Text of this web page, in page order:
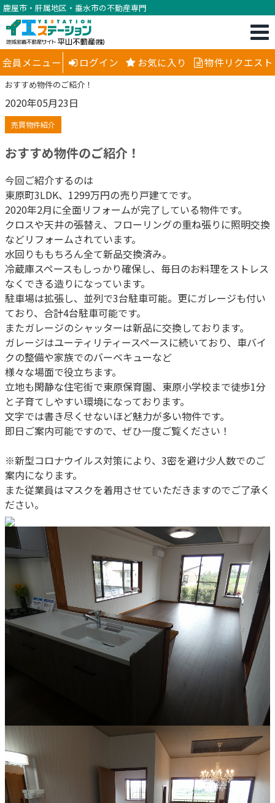
鹿屋市・肝属地区・垂水市の不動産専門
会員メニュー ログイン お気に入り 物件リクエスト
おすすめ物件のご紹介！
2020年05月23日
売買物件紹介
おすすめ物件のご紹介！
今回ご紹介するのは
東原町3LDK、1299万円の売り戸建てです。
2020年2月に全面リフォームが完了している物件です。
クロスや天井の張替え、フローリングの重ね張りに照明交換
などリフォームされています。
水回りももちろん全て新品交換済み。
冷蔵庫スペースもしっかり確保し、毎日のお料理をストレス
なくできる造りになっています。
駐車場は拡張し、並列で3台駐車可能。更にガレージも付い
ており、合計4台駐車可能です。
またガレージのシャッターは新品に交換しております。
ガレージはユーティリティースペースに続いており、車バイ
クの整備や家族でのバーベキューなど
様々な場面で役立ちます。
立地も閑静な住宅街で東原保育園、東原小学校まで徒歩1分
と子育てしやすい環境になっております。
文字では書き尽くせないほど魅力が多い物件です。
即日ご案内可能ですので、ぜひ一度ご覧ください！
※新型コロナウイルス対策により、3密を避け少人数でのご
案内になります。
また従業員はマスクを着用させていただきますのでご了承く
ださい。